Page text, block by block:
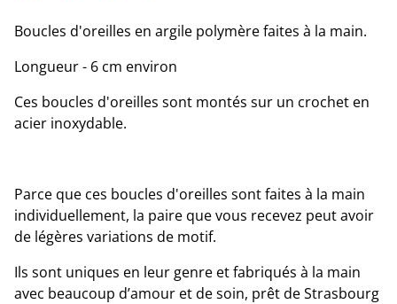
Boucles d'oreilles en argile polymère faites à la main.
Longueur - 6 cm environ
Ces boucles d'oreilles sont montés sur un crochet en
acier inoxydable.
Parce que ces boucles d'oreilles sont faites à la main
individuellement, la paire que vous recevez peut avoir
de légères variations de motif.
Ils sont uniques en leur genre et fabriqués à la main
avec beaucoup d’amour et de soin, prêt de Strasbourg